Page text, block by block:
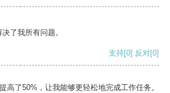
了我所有问题。
支持[0] 反对[0]
高了50%，让我能够更轻松地完成工作任务。